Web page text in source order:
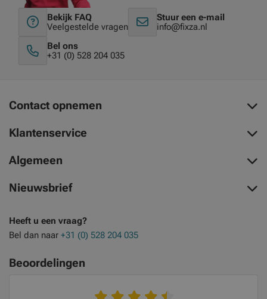
Bekijk FAQ
Veelgestelde vragen
Stuur een e-mail
info@fixza.nl
Bel ons
+31 (0) 528 204 035
Contact opnemen
Klantenservice
Algemeen
Nieuwsbrief
Heeft u een vraag?
Bel dan naar +31 (0) 528 204 035
Beoordelingen